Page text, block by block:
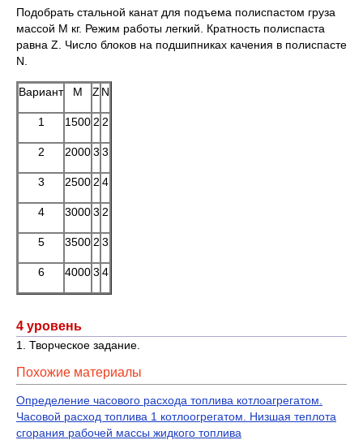
Подобрать стальной канат для подъема полиспастом груза
массой M кг. Режим работы легкий. Кратность полиспаста
равна Z. Число блоков на подшипниках качения в полиспасте
N.
Вариант М Z N
1 1500 2 2
2 20003 3
3 2500 2 4
4 30003 2
5 3500 2 3
6 40003 4
4 уровень
1. Творческое задание.
Похожие материалы
Определение часового расхода топлива котлоагрегатом.
Часовой расход топлива 1 котлоогрегатом. Низшая теплота
сгорания рабочей массы жидкого топлива